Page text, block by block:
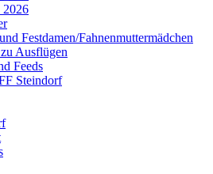
Festdamen/Fahnenmuttermädchen
Ausflügen
Feeds
Steindorf